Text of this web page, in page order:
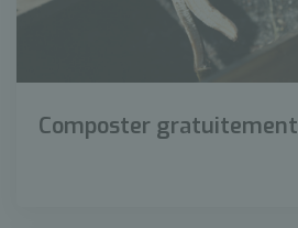
Composter gratuitement